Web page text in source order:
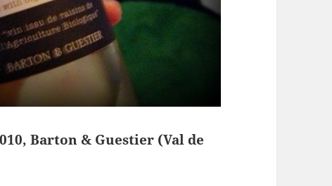
Barton & Guestier (Val de